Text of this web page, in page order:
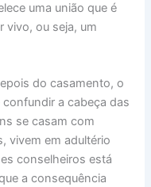
uma união que é
vivo, ou seja, um
do casamento, o
a cabeça das
se casam com
vivem em adultério
conselheiros está
a consequência